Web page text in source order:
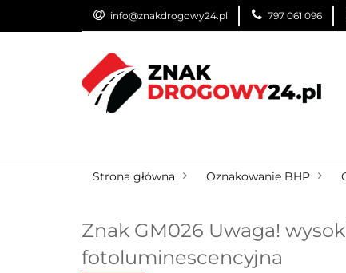
info@znakdrogowy24.pl 797 061 096
ZNAKI DROGOWE
Strona główna Oznakowanie BHP
Znak GM026 Uwaga!
fotoluminescencyjna